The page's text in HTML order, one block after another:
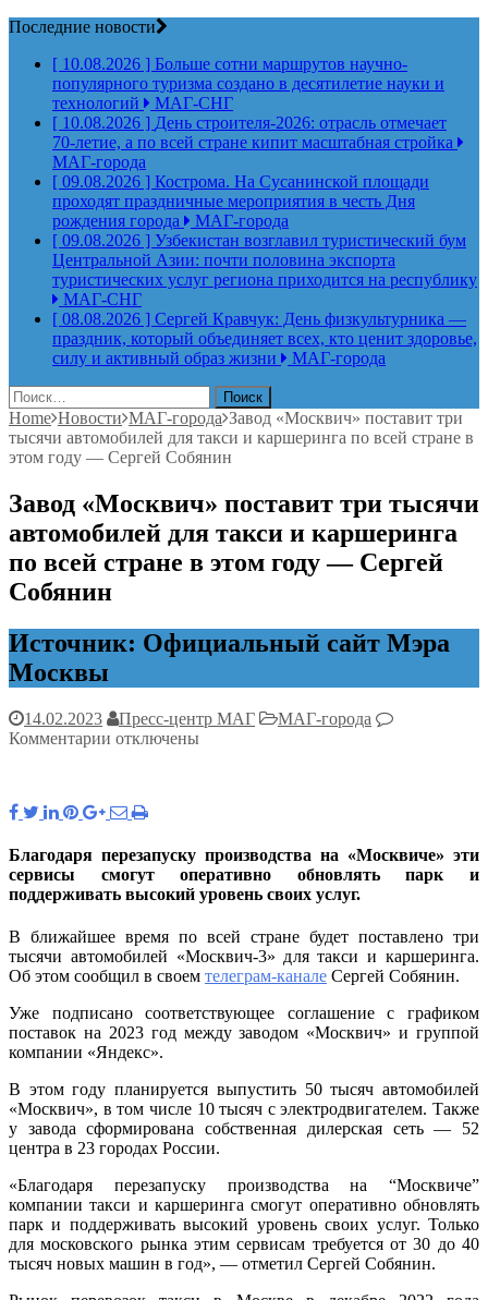
Последние новости
[ 10.08.2026 ] Больше сотни маршрутов научно-
популярного туризма создано в десятилетие науки и
технологий
МАГ-СНГ
[ 10.08.2026 ] День строителя‑2026: отрасль отмечает
70‑летие, а по всей стране кипит масштабная стройка
МАГ-города
[ 09.08.2026 ] Кострома. На Сусанинской площади
проходят праздничные мероприятия в честь Дня
рождения города
МАГ-города
[ 09.08.2026 ] Узбекистан возглавил туристический бум
Центральной Азии: почти половина экспорта
туристических услуг региона приходится на республику
МАГ-СНГ
[ 08.08.2026 ] Сергей Кравчук: День физкультурника —
праздник, который объединяет всех, кто ценит здоровье,
силу и активный образ жизни
МАГ-города
Найти:
Home Новости МАГ-города Завод «Москвич» поставит три
тысячи автомобилей для такси и каршеринга по всей стране в
этом году — Сергей Собянин
Завод «Москвич» поставит три тысячи
автомобилей для такси и каршеринга
по всей стране в этом году — Сергей
Собянин
Источник: Официальный сайт Мэра
Москвы
14.02.2023 Пресс-центр МАГ
МАГ-города
Комментарии к
поставит
тысячи
автомобилей
для
и
каршеринга
по
стране
в
этом
—
Сергей
Собянин
отключены
Благодаря перезапуску производства на «Москвиче» эти
сервисы смогут оперативно обновлять парк и
поддерживать высокий уровень своих услуг.
В ближайшее время по всей стране будет поставлено три
тысячи автомобилей «Москвич-3» для такси и каршеринга.
Об этом сообщил в своем телеграм-канале Сергей Собянин.
Уже подписано соответствующее соглашение с графиком
поставок на 2023 год между заводом «Москвич» и группой
компании «Яндекс».
В этом году планируется выпустить 50 тысяч автомобилей
«Москвич», в том числе 10 тысяч с электродвигателем. Также
у завода сформирована собственная дилерская сеть — 52
центра в 23 городах России.
«Благодаря перезапуску производства на “Москвиче”
компании такси и каршеринга смогут оперативно обновлять
парк и поддерживать высокий уровень своих услуг. Только
для московского рынка этим сервисам требуется от 30 до 40
тысяч новых машин в год», — отметил Сергей Собянин.